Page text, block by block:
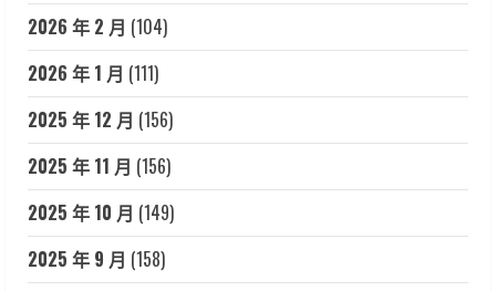
2026 年 2 月 (104)
2026 年 1 月 (111)
2025 年 12 月 (156)
2025 年 11 月 (156)
2025 年 10 月 (149)
2025 年 9 月 (158)